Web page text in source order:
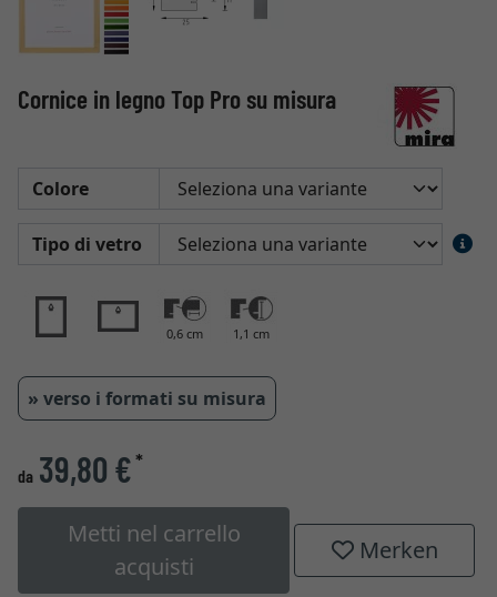
Cornice in legno Top Pro su misura
Colore
Tipo di vetro
0,6 cm 1,1 cm
» verso i formati su misura
da 39,80 €*
Metti nel carrello
acquisti
Merken